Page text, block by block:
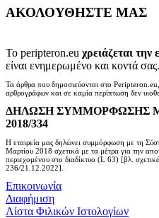
ΑΚΟΛΟΥΘΗΣΤΕ ΜΑΣ
Το peripteron.eu χρειάζεται την
είναι ενημερωμένο και κοντά
Τα άρθρα που δημοσιεύονται στο
αρθρογράφων και σε καμία περίπτωση δεν
ΔΗΛΩΣΗ ΣΥΜΜΟΡΦΩΣΗΣ
2018/334
Η εταιρεία μας δηλώνει συμμόρφωση με τη
Μαρτίου 2018 σχετικά με τα μέτρα για την
περιεχομένου στο διαδίκτυο (L 63) [βλ.
236/21.12.2022].
Επικοινωνία
Διαφήμιση
Λίστα Φιλικών Ιστολογίων